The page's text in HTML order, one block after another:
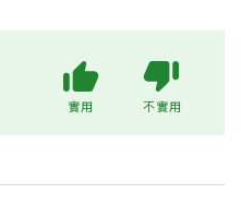
實用 不實用